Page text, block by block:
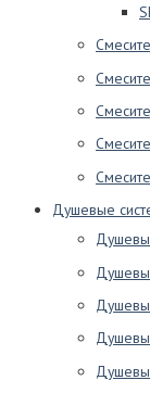
Душевые